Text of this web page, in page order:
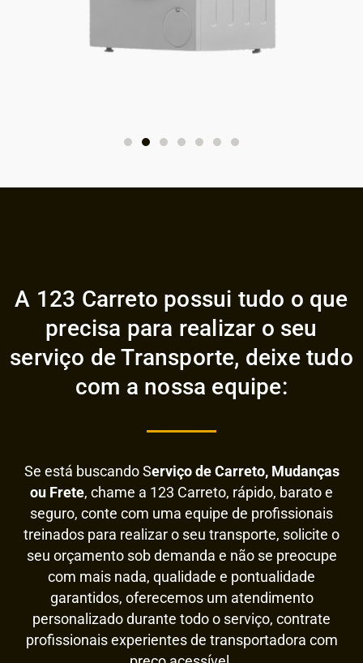
A 123 Carreto possui tudo o que
precisa para realizar o seu
serviço de Transporte, deixe tudo
com a nossa equipe:
Se está buscando Serviço de Carreto, Mudanças
ou Frete, chame a 123 Carreto, rápido, barato e
seguro, conte com uma equipe de profissionais
treinados para realizar o seu transporte, solicite o
seu orçamento sob demanda e não se preocupe
com mais nada, qualidade e pontualidade
garantidos, oferecemos um atendimento
personalizado durante todo o serviço, contrate
profissionais experientes de transportadora com